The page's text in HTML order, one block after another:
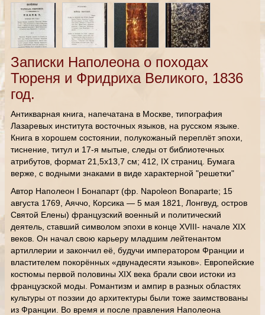
Записки Наполеона о походах
Тюреня и Фридриха Великого, 1836
год.
Антикварная книга, напечатана в Москве, типография
Лазаревых института восточных языков, на русском языке.
Книга в хорошем состоянии, полукожаный переплёт эпохи,
тиснение, титул и 17-я мытые, следы от библиотечных
атрибутов, формат 21,5х13,7 см; 412, IX страниц. Бумага
верже, с водными знаками в виде характерной "решетки"
Автор Наполеон I Бонапарт (фр. Napoleon Bonaparte; 15
августа 1769, Аяччо, Корсика — 5 мая 1821, Лонгвуд, остров
Святой Елены) французский военный и политический
деятель, ставший символом эпохи в конце XVIII- начале XIX
веков. Он начал свою карьеру младшим лейтенантом
артиллерии и закончил её, будучи императором Франции и
властителем покорённых «двунадесяти языков». Европейские
костюмы первой половины XIX века брали свои истоки из
французской моды. Романтизм и ампир в разных областях
культуры от поэзии до архитектуры были тоже заимствованы
из Франции. Во время и после правления Наполеона